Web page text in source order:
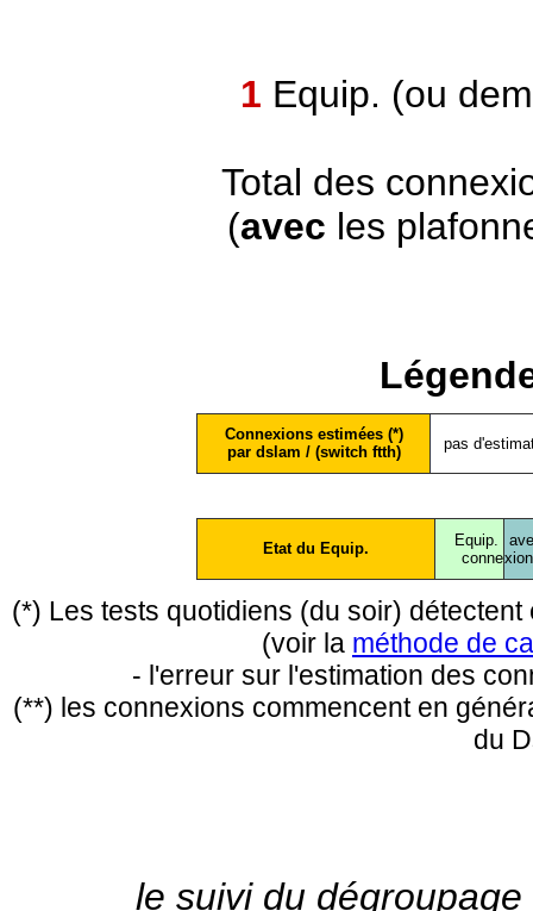
1 Equip. (ou
Total des
(avec les
Connexions estimées (*)
par dslam / (switch ftth)
pas
Etat du Equip.
Equip.
conne
(*) Les tests quotidiens (du soir)
(voir la méthode de
- l'erreur sur l'estimation des
(**) les connexions commencent en
du
le suivi du